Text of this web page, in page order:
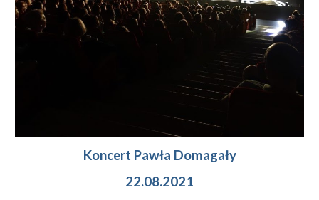
Koncert Pawła Domagały
22.08.2021